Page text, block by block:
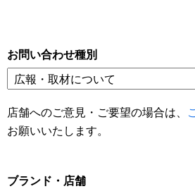
お問い合わせ種別
店舗へのご意見・ご要望の場合は、
お願いいたします。
ブランド・店舗